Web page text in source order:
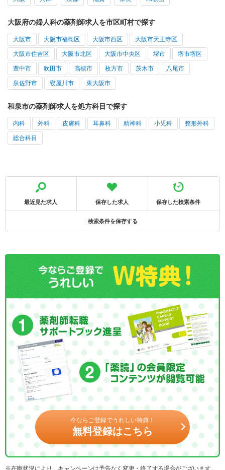
大阪府の婦人科の薬剤師求人を市区町村で探す
大阪市 大阪市福島区 大阪市西区 大阪市天王寺区
大阪市住吉区 大阪市北区 大阪市中央区 堺市 堺市堺区
豊中市 吹田市 高槻市 枚方市 茨木市 八尾市
泉佐野市 寝屋川市 東大阪市
和泉市の薬剤師求人を処方科目で探す
内科 外科 皮膚科 耳鼻科 精神科 小児科 整形外科
総合科目
最近見た求人 保存した求人 保存した検索条件
検索条件を保存する
今ならご登録でうれしい特典！
無料登録はこちら
※在庫状況により、キャンペーンは予告なく変更・終了する場合がございます。